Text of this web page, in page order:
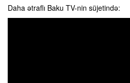
Daha ətraflı Baku TV-nin süjetində: